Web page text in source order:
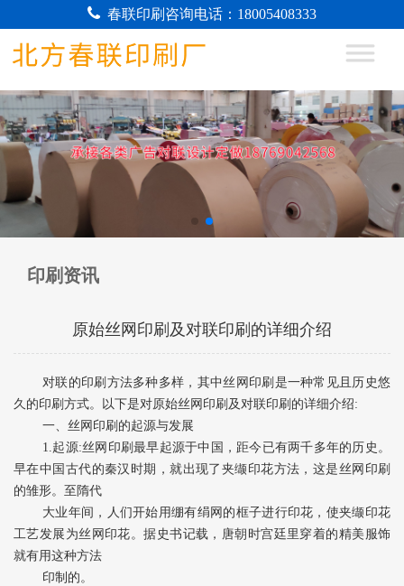
春联印刷咨询电话：18005408333
印刷资讯
原始丝网印刷及对联印刷的详细介绍
对联的印刷方法多种多样，其中丝网印刷是一种常见且历史悠
久的印刷方式。以下是对原始丝网印刷及对联印刷的详细介绍:
一、丝网印刷的起源与发展
1.起源:丝网印刷最早起源于中国，距今已有两千多年的历史。
早在中国古代的秦汉时期，就出现了夹缬印花方法，这是丝网印刷
的雏形。至隋代
大业年间，人们开始用绷有绢网的框子进行印花，使夹缬印花
工艺发展为丝网印花。据史书记载，唐朝时宫廷里穿着的精美服饰
就有用这种方法
印制的。